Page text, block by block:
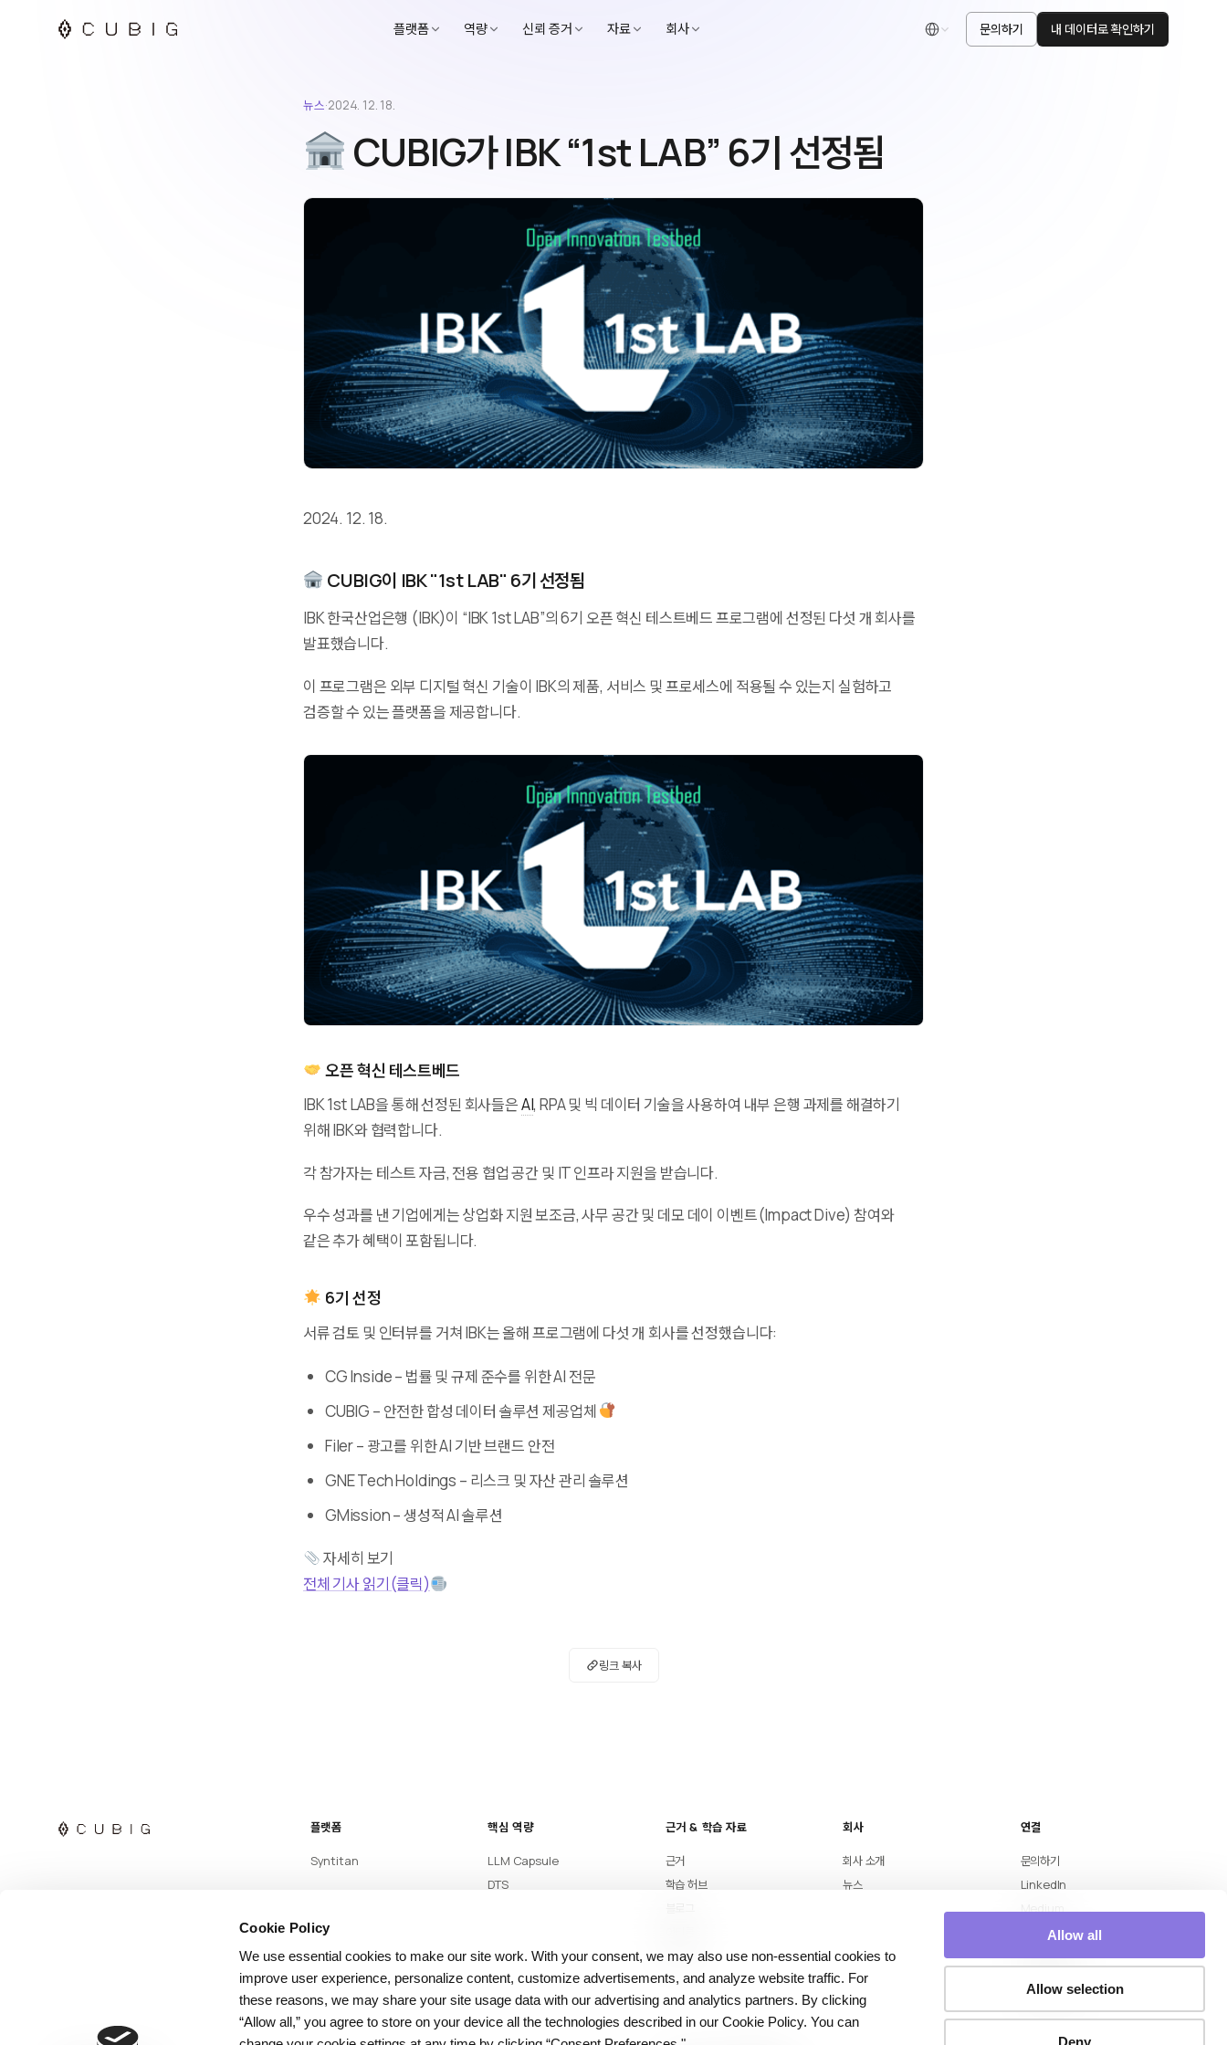
Cookie Policy
We use essential cookies to make our site work. With your consent, we may also use non‑essential cookies to
improve user experience, personalize content, customize advertisements, and analyze website traffic. For
these reasons, we may share your site usage data with our advertising and analytics partners. By clicking
“Allow all,” you agree to store on your device all the technologies described in our Cookie Policy. You can
Allow all
Allow selection
Deny
플랫폼 역량 신뢰 증거 자료 회사 한국어 문의하기 내 데이터로 확인하기
뉴스·2024. 12. 18.
CUBIG가 IBK “1st LAB” 6기 선정됨
2024. 12. 18.
CUBIG이 IBK "1st LAB" 6기 선정됨
IBK 한국산업은행 (IBK)이 “IBK 1st LAB”의 6기 오픈 혁신 테스트베드 프로그램에 선정된 다섯 개 회사를
발표했습니다.
이 프로그램은 외부 디지털 혁신 기술이 IBK의 제품, 서비스 및 프로세스에 적용될 수 있는지 실험하고
검증할 수 있는 플랫폼을 제공합니다.
오픈 혁신 테스트베드
IBK 1st LAB을 통해 선정된 회사들은AI, RPA 및 빅 데이터 기술을 사용하여 내부 은행 과제를 해결하기
위해 IBK와 협력합니다.
각 참가자는 테스트 자금, 전용 협업 공간 및 IT 인프라 지원을 받습니다.
우수 성과를 낸 기업에게는 상업화 지원 보조금, 사무 공간 및 데모 데이 이벤트(Impact Dive) 참여와
같은 추가 혜택이 포함됩니다.
6기 선정
서류 검토 및 인터뷰를 거쳐 IBK는 올해 프로그램에 다섯 개 회사를 선정했습니다:
CG Inside – 법률 및 규제 준수를 위한 AI 전문
CUBIG – 안전한 합성 데이터 솔루션 제공업체
Filer – 광고를 위한 AI 기반 브랜드 안전
GNE Tech Holdings – 리스크 및 자산 관리 솔루션
GMission – 생성적 AI 솔루션
자세히 보기
전체 기사 읽기(클릭)
링크 복사
플랫폼
Syntitan
핵심 역량
LLM Capsule
DTS
근거 & 학습 자료
근거
학습 허브
용어집
회사
회사 소개
뉴스
연결
문의하기
LinkedIn
Medium
YouTube
Instagram